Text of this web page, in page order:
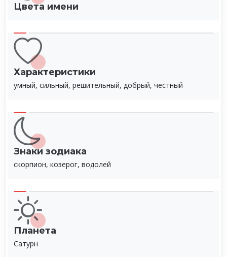
Цвета имени
Характеристики
умный, сильный, решительный, добрый, честный
Знаки зодиака
скорпион, козерог, водолей
Планета
Сатурн